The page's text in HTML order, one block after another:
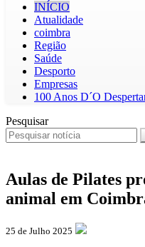
INÍCIO
Atualidade
coimbra
Região
Saúde
Desporto
Empresas
100 Anos D´O
Pesquisar
Aulas de Pilates
animal em
25 de Julho 2025